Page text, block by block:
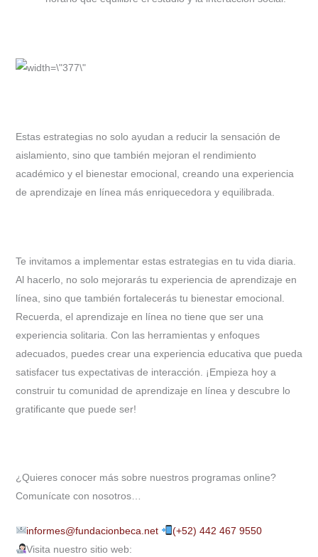
Estas estrategias no solo ayudan a reducir la sensación de
aislamiento, sino que también mejoran el rendimiento
académico y el bienestar emocional, creando una experiencia
de aprendizaje en línea más enriquecedora y equilibrada.
Te invitamos a implementar estas estrategias en tu vida diaria.
Al hacerlo, no solo mejorarás tu experiencia de aprendizaje en
línea, sino que también fortalecerás tu bienestar emocional.
Recuerda, el aprendizaje en línea no tiene que ser una
experiencia solitaria. Con las herramientas y enfoques
adecuados, puedes crear una experiencia educativa que pueda
satisfacer tus expectativas de interacción. ¡Empieza hoy a
construir tu comunidad de aprendizaje en línea y descubre lo
gratificante que puede ser!
¿Quieres conocer más sobre nuestros programas online?
Comunícate con nosotros…
informes@fundacionbeca.net
(+52) 442 467 9550
Visita nuestro sitio web: